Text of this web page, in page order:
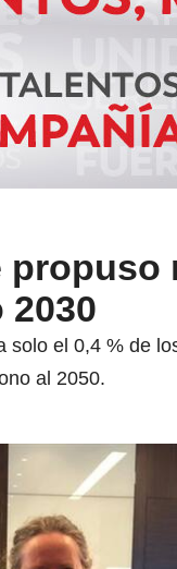
2030
solo el 0,4 % de
al 2050.